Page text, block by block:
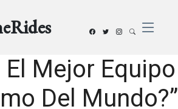
El Mejor Equipo
Del Mundo?”